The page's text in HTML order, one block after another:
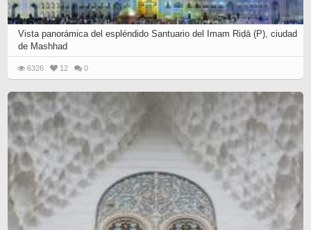
Vista panorámica del espléndido Santuario del Imam Riḍā (P), ciudad
de Mashhad
6326 12 0